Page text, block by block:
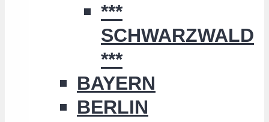
***
SCHWARZWALD
***
BAYERN
BERLIN